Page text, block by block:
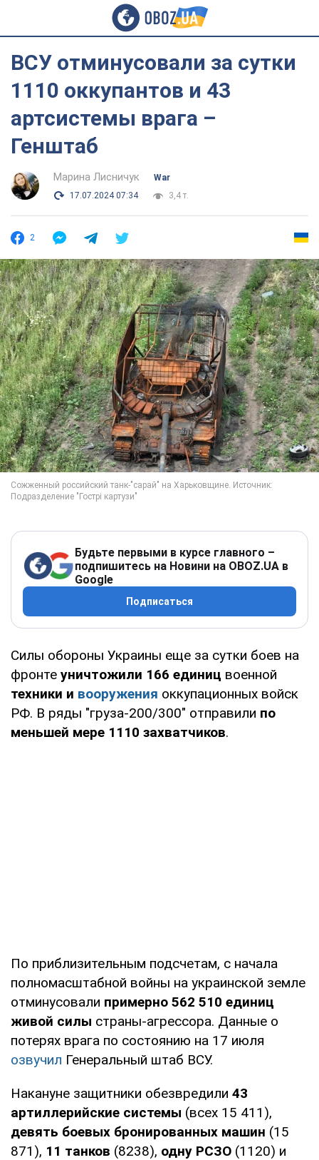
ВСУ отминусовали за сутки
1110 оккупантов и 43
артсистемы врага –
Генштаб
Марина Лисничук
War
17.07.2024 07:34
3,4 т.
2
Будьте первыми в курсе главного –
подпишитесь на Новини на OBOZ.UA в
Google
Подписаться
Силы обороны Украины еще за сутки боев на
фронте уничтожили 166 единиц военной
техники и вооружения оккупационных войск
РФ. В ряды "груза-200/300" отправили по
меньшей мере 1110 захватчиков.
По приблизительным подсчетам, с начала
полномасштабной войны на украинской земле
отминусовали примерно 562 510 единиц
живой силы страны-агрессора. Данные о
потерях врага по состоянию на 17 июля
озвучил Генеральный штаб ВСУ.
Накануне защитники обезвредили 43
артиллерийские системы (всех 15 411),
девять боевых бронированных машин (15
871), 11 танков (8238), одну РСЗО (1120) и